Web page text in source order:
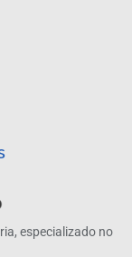
especializado no